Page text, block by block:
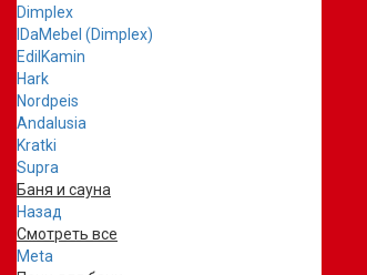
Dimplex
IDaMebel (Dimplex)
EdilKamin
Hark
Nordpeis
Andalusia
Kratki
Supra
Баня и сауна
Назад
Смотреть все
Meta